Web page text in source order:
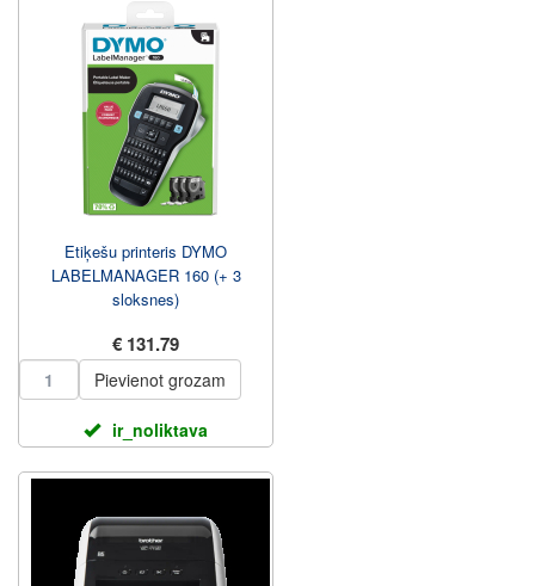
Etiķešu printeris DYMO
LABELMANAGER 160 (+ 3
sloksnes)
€ 131.79
Pievienot grozam
ir_noliktava